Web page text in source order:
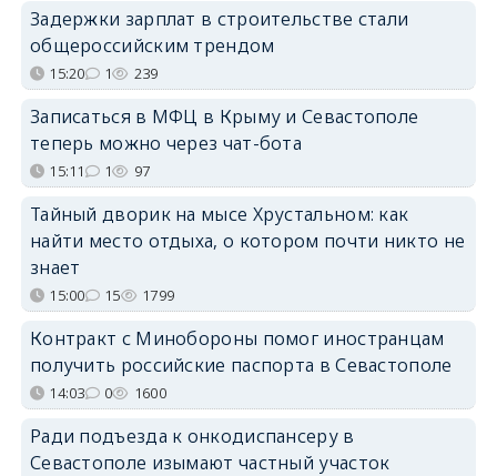
Задержки зарплат в строительстве стали
общероссийским трендом
15:20 1 239
Записаться в МФЦ в Крыму и Севастополе
теперь можно через чат-бота
15:11 1 97
Тайный дворик на мысе Хрустальном: как
найти место отдыха, о котором почти никто не
знает
15:00 15 1799
Контракт с Минобороны помог иностранцам
получить российские паспорта в Севастополе
14:03 0 1600
Ради подъезда к онкодиспансеру в
Севастополе изымают частный участок